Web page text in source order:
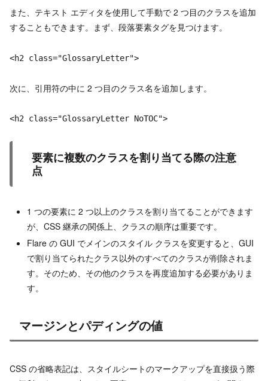
また、テキスト エディタを使用して手動で 2 つ目のクラスを追加
することもできます。まず、段落要素タグを見つけます。
<h2 class="GlossaryLetter">
次に、引用符の中に 2 つ目のクラス名を追加します。
<h2 class="GlossaryLetter NoTOC">
要素に複数のクラスを割り当てる際の注意
点
1 つの要素に 2 つ以上のクラスを割り当てることができます
が、CSS 継承の関係上、クラスの順序は重要です。
Flare の GUI でメインのスタイル クラスを変更すると、GUI
で割り当てられたクラス以外のすべてのクラスが削除されま
す。そのため、その他のクラスを再度追加する必要がありま
す。
マージンとパディングの値
CSS の省略表記は、スタイルシートのマークアップを直接扱う際